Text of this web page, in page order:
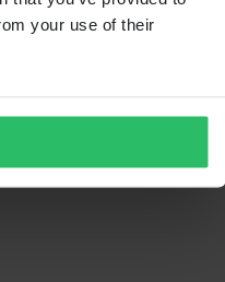
your use of their